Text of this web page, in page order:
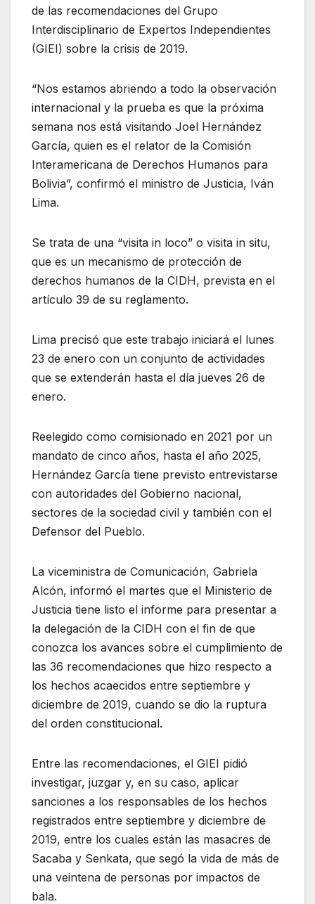
de las recomendaciones del Grupo
Interdisciplinario de Expertos Independientes
(GIEI) sobre la crisis de 2019.
“Nos estamos abriendo a todo la observación
internacional y la prueba es que la próxima
semana nos está visitando Joel Hernández
García, quien es el relator de la Comisión
Interamericana de Derechos Humanos para
Bolivia”, confirmó el ministro de Justicia, Iván
Lima.
Se trata de una “visita in loco” o visita in situ,
que es un mecanismo de protección de
derechos humanos de la CIDH, prevista en el
artículo 39 de su reglamento.
Lima precisó que este trabajo iniciará el lunes
23 de enero con un conjunto de actividades
que se extenderán hasta el día jueves 26 de
enero.
Reelegido como comisionado en 2021 por un
mandato de cinco años, hasta el año 2025,
Hernández García tiene previsto entrevistarse
con autoridades del Gobierno nacional,
sectores de la sociedad civil y también con el
Defensor del Pueblo.
La viceministra de Comunicación, Gabriela
Alcón, informó el martes que el Ministerio de
Justicia tiene listo el informe para presentar a
la delegación de la CIDH con el fin de que
conozca los avances sobre el cumplimiento de
las 36 recomendaciones que hizo respecto a
los hechos acaecidos entre septiembre y
diciembre de 2019, cuando se dio la ruptura
del orden constitucional.
Entre las recomendaciones, el GIEI pidió
investigar, juzgar y, en su caso, aplicar
sanciones a los responsables de los hechos
registrados entre septiembre y diciembre de
2019, entre los cuales están las masacres de
Sacaba y Senkata, que segó la vida de más de
una veintena de personas por impactos de
bala.